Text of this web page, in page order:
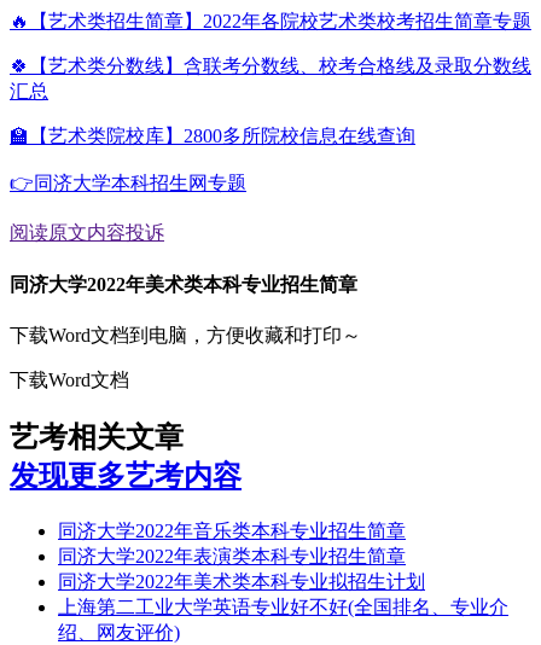
🔥【艺术类招生简章】2022年各院校艺术类校考招生简章专题
🍀【艺术类分数线】含联考分数线、校考合格线及录取分数线
汇总
🏫【艺术类院校库】2800多所院校信息在线查询
👉同济大学本科招生网专题
阅读原文内容投诉
同济大学2022年美术类本科专业招生简章
下载Word文档到电脑，方便收藏和打印～
下载Word文档
艺考相关文章
发现更多艺考内容
同济大学2022年音乐类本科专业招生简章
同济大学2022年表演类本科专业招生简章
同济大学2022年美术类本科专业拟招生计划
上海第二工业大学英语专业好不好(全国排名、专业介
绍、网友评价)